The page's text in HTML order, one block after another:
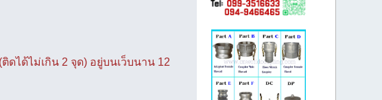
ดได้ไม่เกิน 2 จุด) อยู่บนเว็บนาน 12